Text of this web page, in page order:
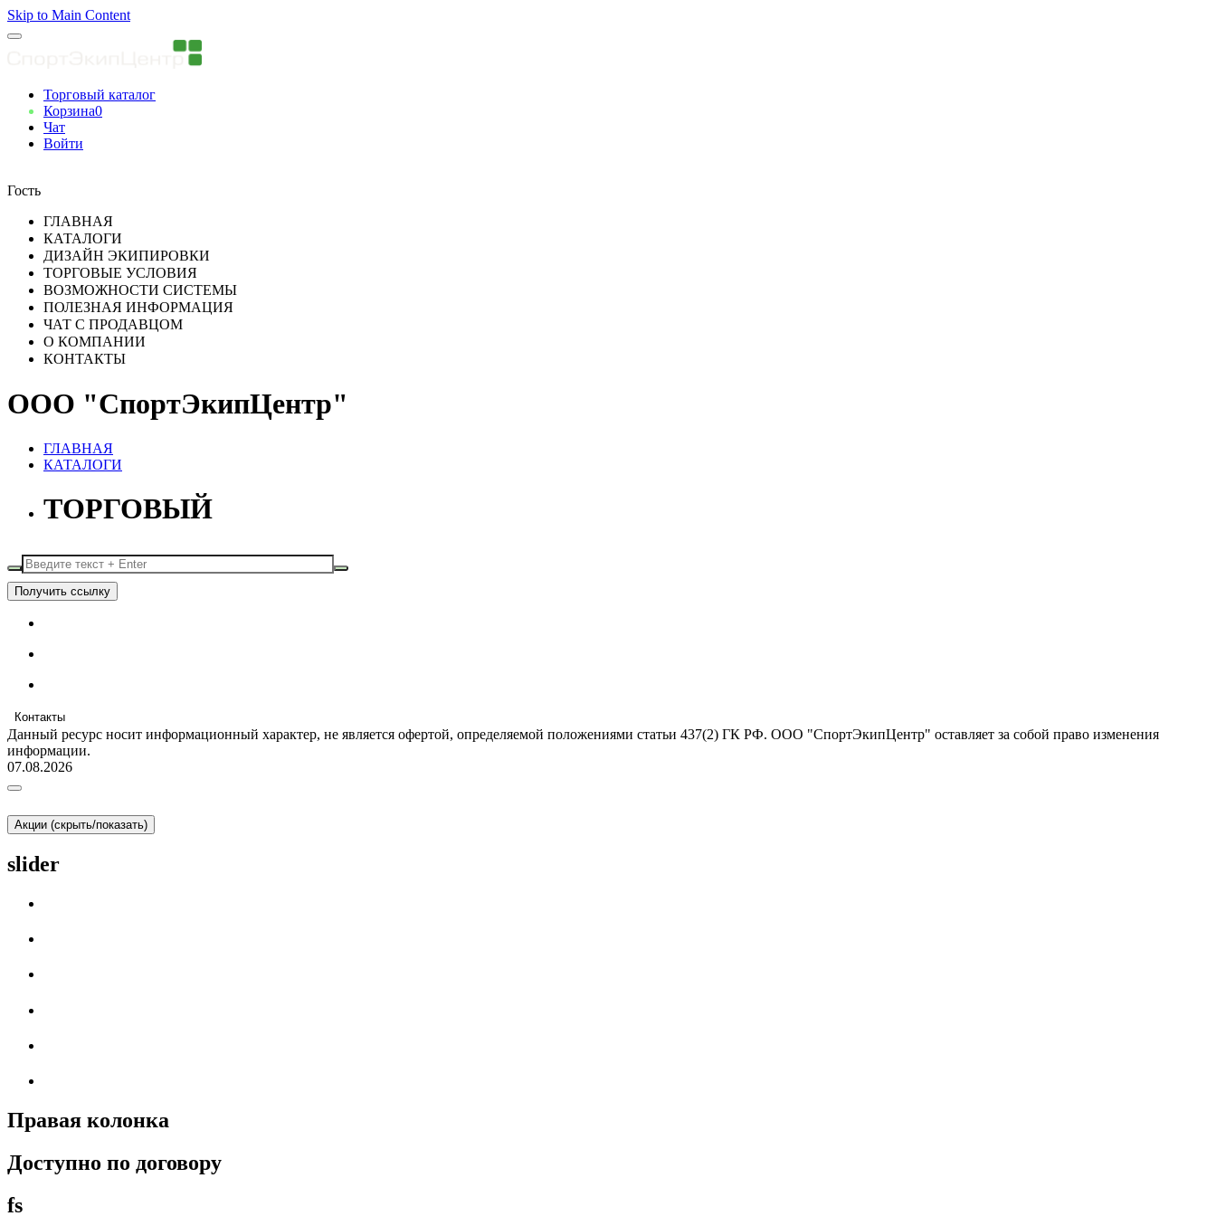
Skip to Main Content
Торговый каталог
Корзина0
Чат
Войти
Гость
ГЛАВНАЯ
КАТАЛОГИ
ДИЗАЙН ЭКИПИРОВКИ
ТОРГОВЫЕ УСЛОВИЯ
ВОЗМОЖНОСТИ СИСТЕМЫ
ПОЛЕЗНАЯ ИНФОРМАЦИЯ
ЧАТ С ПРОДАВЦОМ
О КОМПАНИИ
КОНТАКТЫ
ООО "СпортЭкипЦентр"
ГЛАВНАЯ
КАТАЛОГИ
ТОРГОВЫЙ
Получить ссылку
Контакты
Данный ресурс носит информационный характер, не является офертой, определяемой положениями статьи 437(2) ГК РФ. ООО "СпортЭкипЦентр" оставляет за собой право изменения
информации.
07.08.2026
Акции (скрыть/показать)
slider
Правая колонка
Доступно по договору
fs